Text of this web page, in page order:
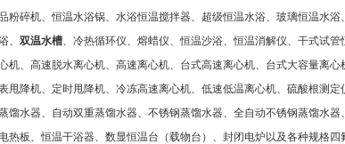
粉碎机、恒温水浴锅、水浴恒温搅拌器、超级恒温水浴、玻璃恒温水
、 双温水槽、冷热循环仪、熔蜡仪、恒温沙浴、恒温消解仪、干式试
机、高速脱水离心机、高速离心机、台式高速离心机、台式大容量离
甩降机、定时甩降机、冷冻高速离心机、低速低温离心机、硫酸根测
馏水器、自动双重蒸馏水器、不锈钢蒸馏水器、全自动不锈钢蒸馏水
热板、恒温干浴器、数显恒温台（载物台）、封闭电炉以及各种规格